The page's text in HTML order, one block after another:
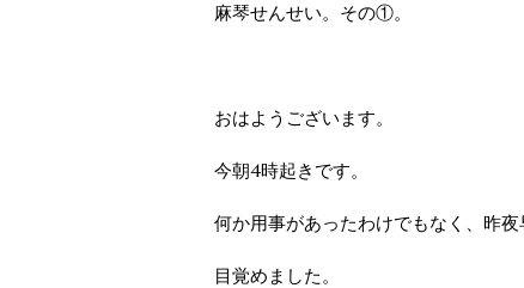
麻琴せんせい。その①。
おはようございます。
今朝4時起きです。
何か用事があったわけでもなく、昨
目覚めました。